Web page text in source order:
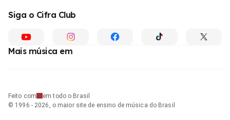
Siga o Cifra Club
Mais música em
Feito com
em todo o Brasil
© 1996 - 2026, o maior site de ensino de música do Brasil